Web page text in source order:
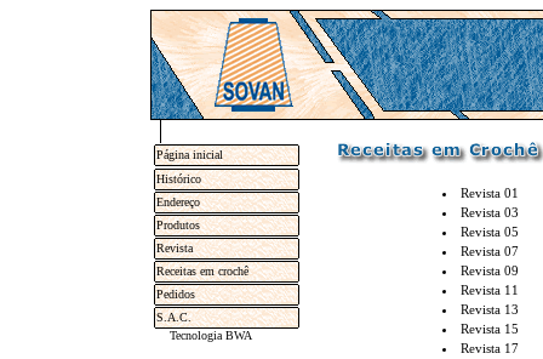
Página inicial
Histórico
Endereço
Produtos
Revista
Receitas em crochê
Pedidos
S.A.C.
Tecnologia BWA
Revista 01
Revista 03
Revista 05
Revista 07
Revista 09
Revista 11
Revista 13
Revista 15
Revista 17